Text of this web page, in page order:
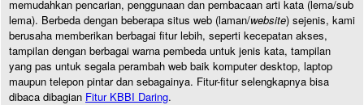
memudahkan pencarian, penggunaan dan pembacaan arti kata (lema/sub
lema). Berbeda dengan beberapa situs web (laman/website) sejenis, kami
berusaha memberikan berbagai fitur lebih, seperti kecepatan akses,
tampilan dengan berbagai warna pembeda untuk jenis kata, tampilan
yang pas untuk segala perambah web baik komputer desktop, laptop
maupun telepon pintar dan sebagainya. Fitur-fitur selengkapnya bisa
dibaca dibagian Fitur KBBI Daring.